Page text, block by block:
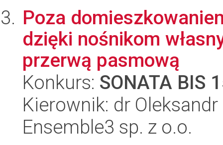
Poza
dzięki nośnikom
przerwą pasmową
Konkurs: SONATA BIS
Kierownik: dr
Ensemble3 sp. z o.o.